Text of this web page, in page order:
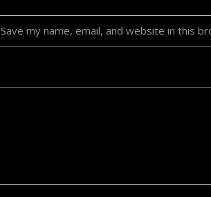
Save my name, email, and website in this